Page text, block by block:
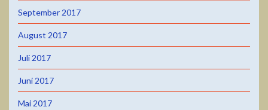
September 2017
August 2017
Juli 2017
Juni 2017
Mai 2017